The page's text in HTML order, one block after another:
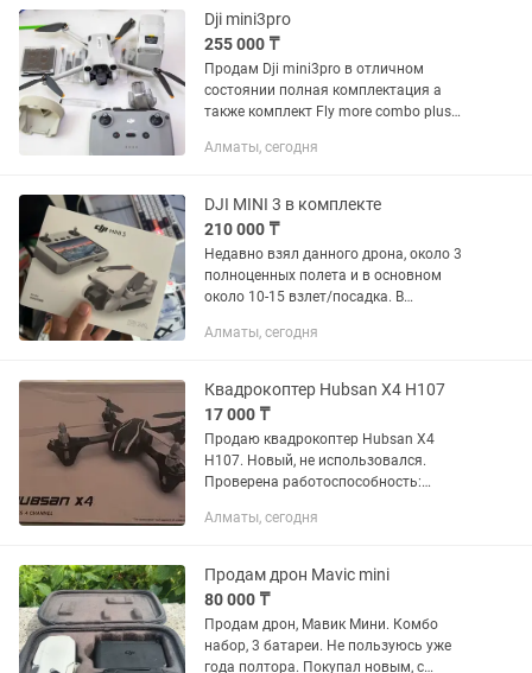
Dji mini3pro
255 000 ₸
Продам Dji mini3pro в отличном
состоянии полная комплектация а
также комплект Fly more combo plus
так же в подарок комплект nd
коробки...
Алматы, сегодня
DJI MINI 3 в комплекте
210 000 ₸
Недавно взял данного дрона, около 3
полноценных полета и в основном
около 10-15 взлет/посадка. В
батарея, флеш карта и пульт. Покупал
Алматы, сегодня
Квадрокоптер Hubsan X4 H107
17 000 ₸
Продаю квадрокоптер Hubsan X4
H107. Новый, не использовался.
Проверена работоспособность:
подключается, двигатели запускаются.
Алматы, сегодня
Продам дрон Mavic mini
80 000 ₸
Продам дрон, Мавик Мини. Комбо
набор, 3 батареи. Не пользуюсь уже
года полтора. Покупал новым, с